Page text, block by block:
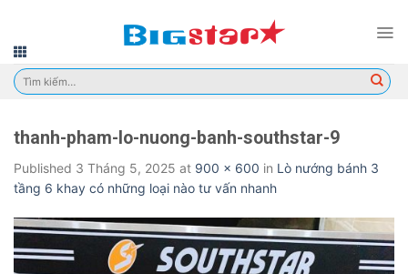
content
Tìm
kiếm:
thanh-pham-lo-nuong-banh-southstar-9
Published 3 Tháng 5, 2025 at 900 × 600 in Lò nướng bánh 3
tầng 6 khay có những loại nào tư vấn nhanh